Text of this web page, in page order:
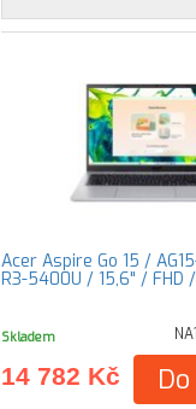
Acer Aspire Go 15 /
R3-5400U / 15,6" / FHD
Skladem
14 782 Kč